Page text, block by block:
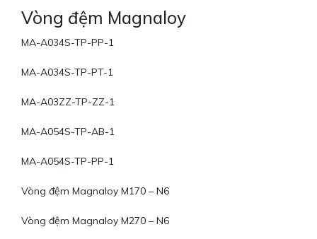
Vòng đệm Magnaloy
MA-A034S-TP-PP-1
MA-A034S-TP-PT-1
MA-A03ZZ-TP-ZZ-1
MA-A054S-TP-AB-1
MA-A054S-TP-PP-1
Vòng đệm Magnaloy M170 – N6
Vòng đệm Magnaloy M270 – N6